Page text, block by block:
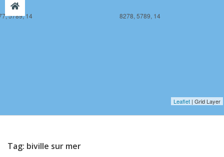
5789, 14 8278, 5789, 14
Leaflet | Grid Layer
Tag: biville sur mer